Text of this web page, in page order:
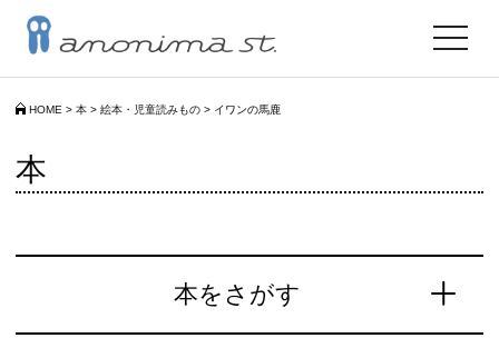
HOME > 本 > 絵本・児童読みもの > イワンの馬鹿
toggle
本
本をさがす